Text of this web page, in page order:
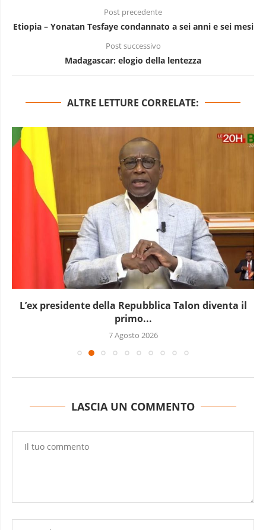
Post precedente
Etiopia – Yonatan Tesfaye condannato a sei anni e sei mesi
Post successivo
Madagascar: elogio della lentezza
ALTRE LETTURE CORRELATE:
L’ex presidente della Repubblica Talon diventa il
primo...
7 Agosto 2026
LASCIA UN COMMENTO